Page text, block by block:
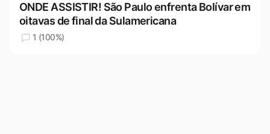
ONDE ASSISTIR! São Paulo enfrenta Bolívar em
oitavas de final da Sulamericana
1 (100%)